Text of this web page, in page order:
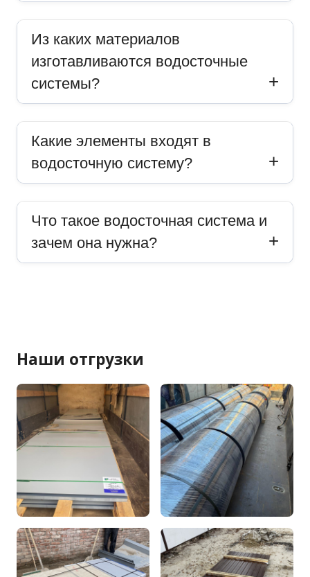
Из каких материалов
изготавливаются водосточные
системы?
Какие элементы входят в
водосточную систему?
Что такое водосточная система и
зачем она нужна?
Наши отгрузки